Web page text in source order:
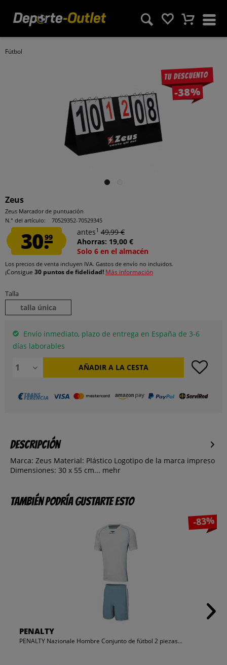
Fútbol
Tu descuento
-38%
Zeus
Zeus Marcador de puntuación
N.° del artículo:
70529352-70529345
30.99
antes1 49,99 €
Ahorras: 19,00 €
Solo 6 en el almacén
Los precios de venta incluyen IVA. Gastos de envío no incluidos.
¡Consigue 30 puntos de fidelidad! Más información
Talla
talla única
Envío inmediato, plazo de entrega en España de 3-6
días laborables
AÑADIR A LA CESTA
Descripción
Marca: Zeus Material: Plástico Logotipo de la marca impreso
Dimensiones: 30 x 55 cm... mehr
También podría gustarte esto
-83%
PENALTY
PENALTY Nazionale Hombre Conjunto de fútbol 2 piezas...